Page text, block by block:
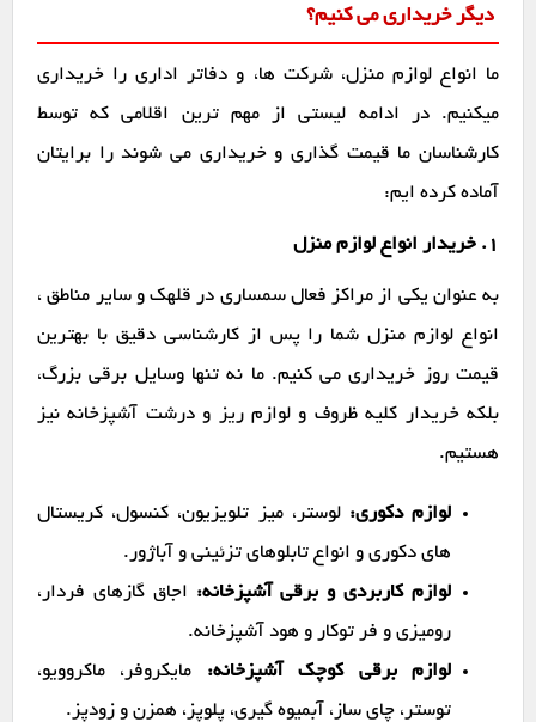
دیگر خریداری می کنیم؟
ما انواع لوازم منزل، شرکت ها، و دفاتر اداری را خریداری
میکنیم. در ادامه لیستی از مهم ترین اقلامی که توسط
کارشناسان ما قیمت گذاری و خریداری می شوند را برایتان
آماده کرده ایم:
1. خریدار انواع لوازم منزل
به عنوان یکی از مراکز فعال سمساری در قلهک و سایر مناطق ،
انواع لوازم منزل شما را پس از کارشناسی دقیق با بهترین
قیمت روز خریداری می کنیم. ما نه تنها وسایل برقی بزرگ،
بلکه خریدار کلیه ظروف و لوازم ریز و درشت آشپزخانه نیز
هستیم.
لوازم دکوری: لوستر، میز تلویزیون، کنسول، کریستال
های دکوری و انواع تابلوهای تزئینی و آباژور.
لوازم کاربردی و برقی آشپزخانه: اجاق گازهای فردار،
رومیزی و فر توکار و هود آشپزخانه.
لوازم برقی کوچک آشپزخانه: مایکروفر، ماکروویو،
توستر، چای ساز، آبمیوه گیری، پلوپز، همزن و زودپز.